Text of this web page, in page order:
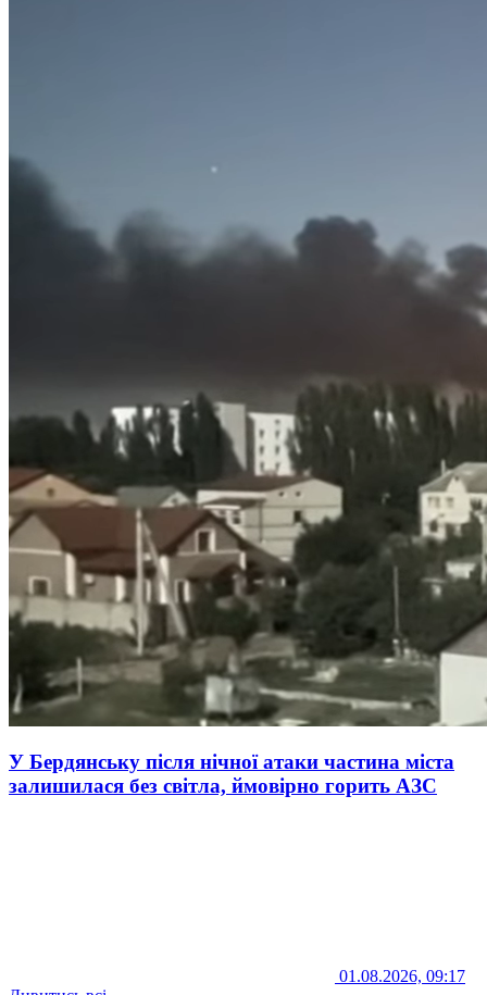
У Бердянську після нічної атаки частина міста
залишилася без світла, ймовірно горить АЗС
01.08.2026, 09:17